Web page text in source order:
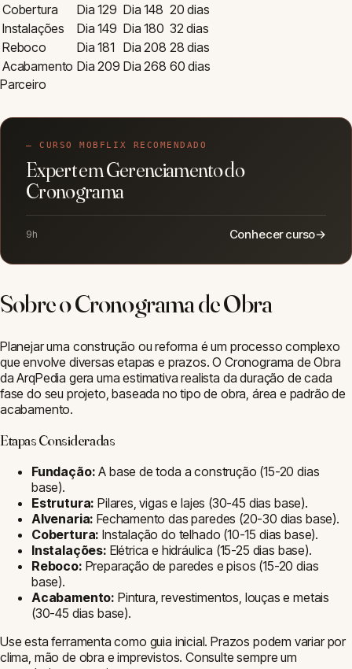
Cobertura
Dia129 Dia148 20 dias
Instalações
Dia149 Dia180 32 dias
Reboco
Dia181 Dia208 28 dias
Acabamento Dia209 Dia268 60 dias
Parceiro
— CURSO MOBFLIX RECOMENDADO
Expert em Gerenciamento do
Cronograma
9h Conhecer curso→
Sobre o Cronograma de Obra
Planejar uma construção ou reforma é um processo complexo
que envolve diversas etapas e prazos. O Cronograma de Obra
da ArqPedia gera uma estimativa realista da duração de cada
fase do seu projeto, baseada no tipo de obra, área e padrão de
acabamento.
Etapas Consideradas
Fundação: A base de toda a construção (15-20 dias
base).
Estrutura: Pilares, vigas e lajes (30-45 dias base).
Alvenaria: Fechamento das paredes (20-30 dias base).
Cobertura: Instalação do telhado (10-15 dias base).
Instalações: Elétrica e hidráulica (15-25 dias base).
Reboco: Preparação de paredes e pisos (15-20 dias
base).
Acabamento: Pintura, revestimentos, louças e metais
(30-45 dias base).
Use esta ferramenta como guia inicial. Prazos podem variar por
clima, mão de obra e imprevistos. Consulte sempre um